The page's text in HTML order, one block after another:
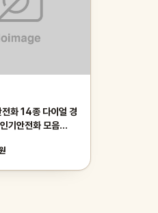
화 14종 다이얼 경
기안전화 모음